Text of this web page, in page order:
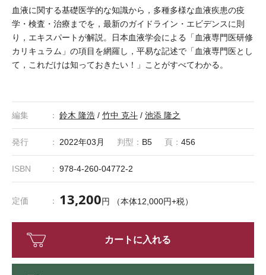
血液に関する基礎医学的な知識から，多種多様な血液疾患の疫
学・検査・治療までを，最新のガイドライン・エビデンスに則
り，エキスパートが解説。日本血液学会による「血液専門医研修
カリキュラム」の項目を網羅し，平易な記述で「血液専門医とし
て，これだけは知っておきたい！」ことがすべてわかる。
編集 鈴木 隆浩 / 竹中 克斗 / 池添 隆之
発行 2022年03月 判型： B5 頁： 456
ISBN 978-4-260-04772-2
定価 13,200円 （本体12,000円+税）
カートに入れる